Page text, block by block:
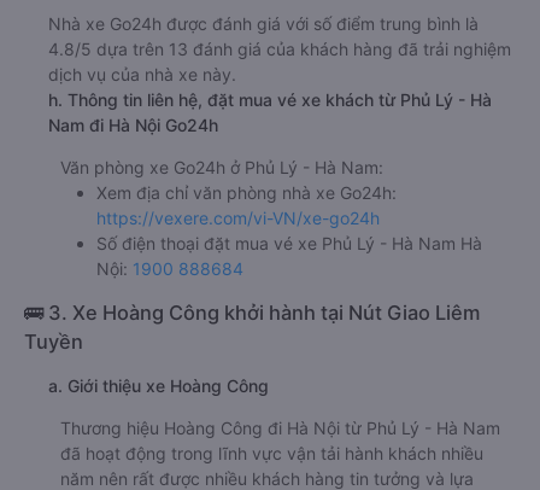
Nhà xe Go24h được đánh giá với số điểm trung bình là
4.8/5 dựa trên 13 đánh giá của khách hàng đã trải nghiệm
dịch vụ của nhà xe này.
h. Thông tin liên hệ, đặt mua vé xe khách từ Phủ Lý - Hà
Nam đi Hà Nội Go24h
Văn phòng xe Go24h ở Phủ Lý - Hà Nam:
Xem địa chỉ văn phòng nhà xe Go24h:
https://vexere.com/vi-VN/xe-go24h
Số điện thoại đặt mua vé xe Phủ Lý - Hà Nam Hà
Nội: 1900 888684
🚌 3. Xe Hoàng Công khởi hành tại Nút Giao Liêm
Tuyền
a. Giới thiệu xe Hoàng Công
Thương hiệu Hoàng Công đi Hà Nội từ Phủ Lý - Hà Nam
đã hoạt động trong lĩnh vực vận tải hành khách nhiều
năm nên rất được nhiều khách hàng tin tưởng và lựa